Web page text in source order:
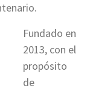
Fundado en
2013, con el
propósito
de